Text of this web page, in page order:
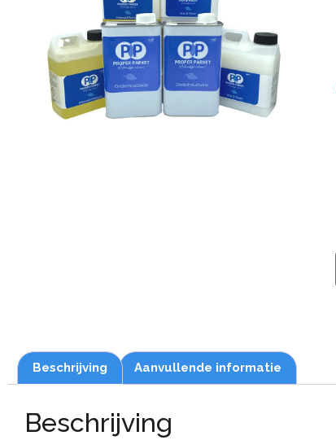
Beschrijving Aanvullende informatie
Beschrijving